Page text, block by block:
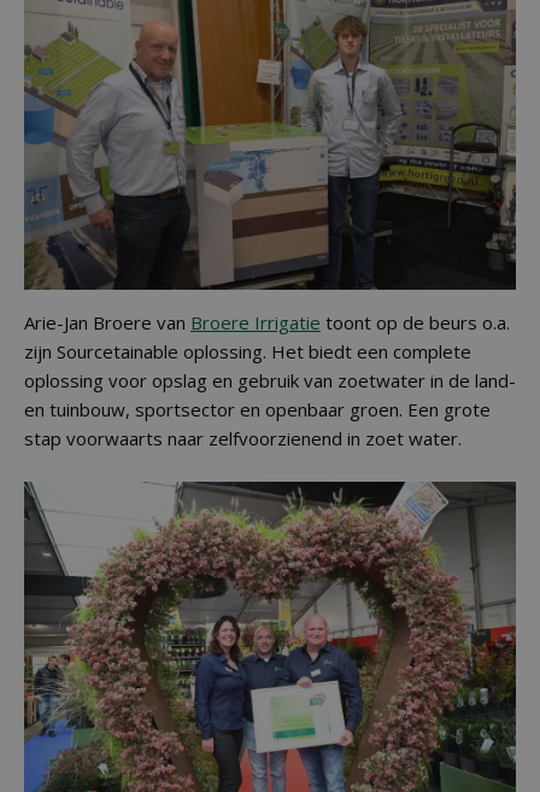
Arie-Jan Broere van Broere Irrigatie toont op de beurs o.a.
zijn Sourcetainable oplossing. Het biedt een complete
oplossing voor opslag en gebruik van zoetwater in de land-
en tuinbouw, sportsector en openbaar groen. Een grote
stap voorwaarts naar zelfvoorzienend in zoet water.